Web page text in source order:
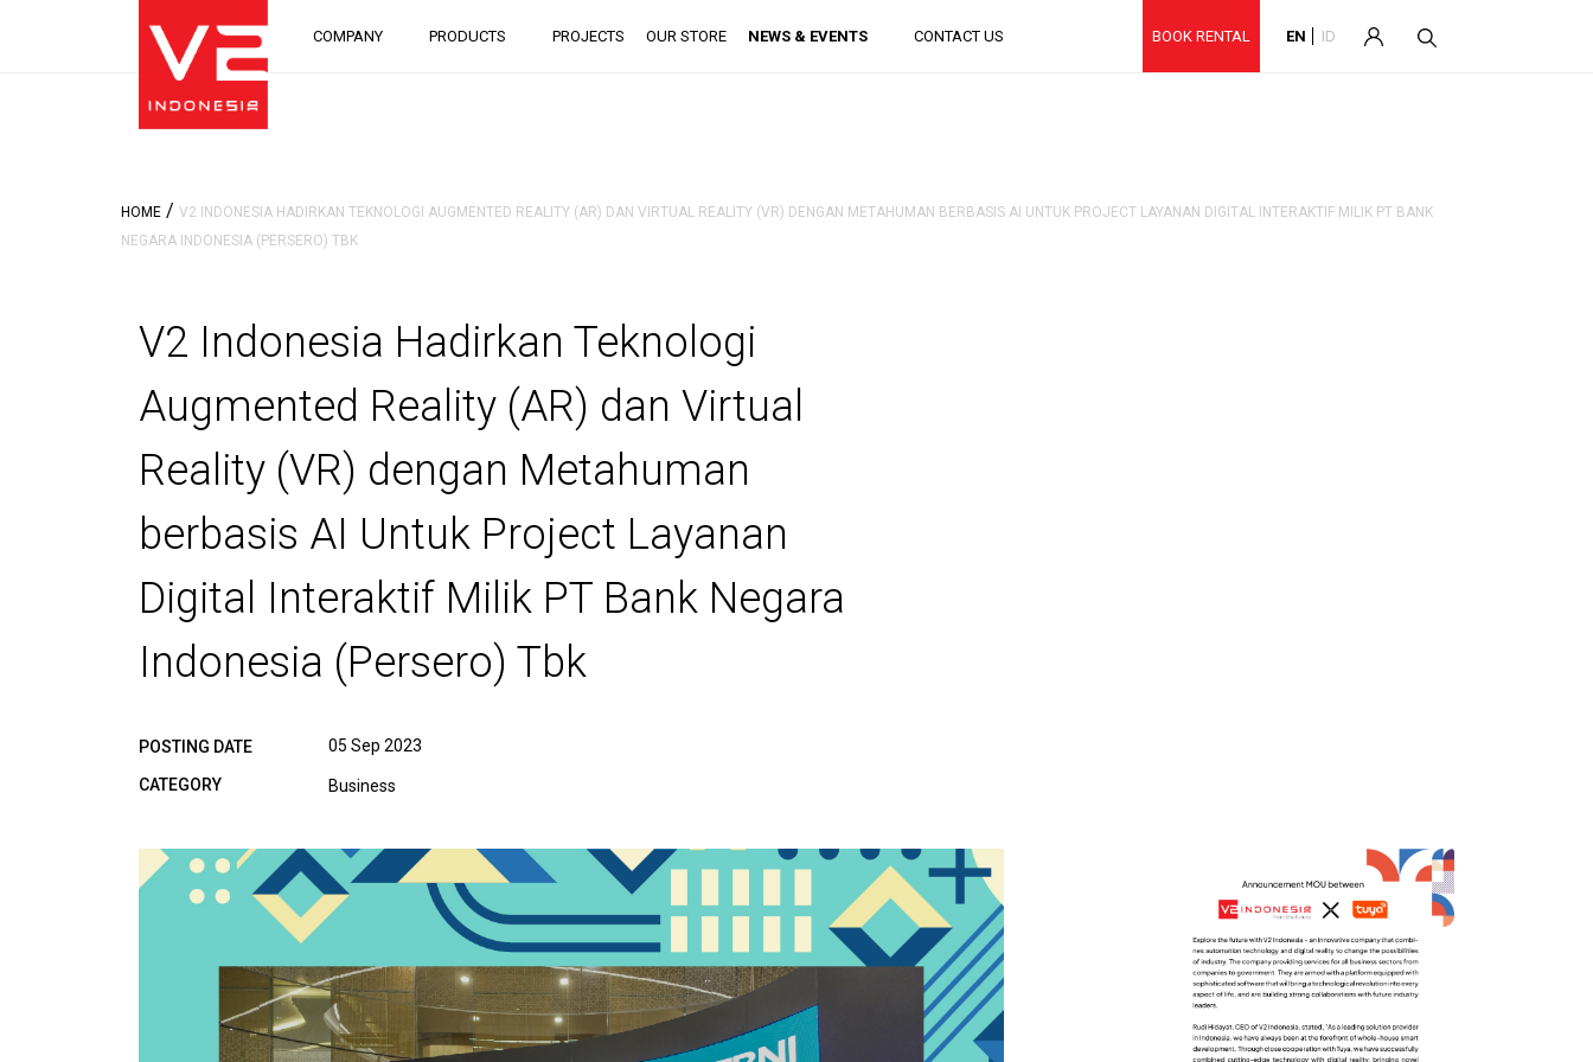
BOOK RENTAL EN ID
COMPANY PRODUCTS PROJECTS OUR STORE NEWS & EVENTS CONTACT US
HOME / V2 INDONESIA HADIRKAN TEKNOLOGI AUGMENTED REALITY (AR) DAN VIRTUAL REALITY (VR) DENGAN METAHUMAN BERBASIS AI UNTUK PROJECT LAYANAN DIGITAL INTERAKTIF MILIK PT BANK
NEGARA INDONESIA (PERSERO) TBK
V2 Indonesia Hadirkan Teknologi
Augmented Reality (AR) dan Virtual
Reality (VR) dengan Metahuman
berbasis AI Untuk Project Layanan
Digital Interaktif Milik PT Bank Negara
Indonesia (Persero) Tbk
POSTING DATE
CATEGORY
05 Sep 2023
Business